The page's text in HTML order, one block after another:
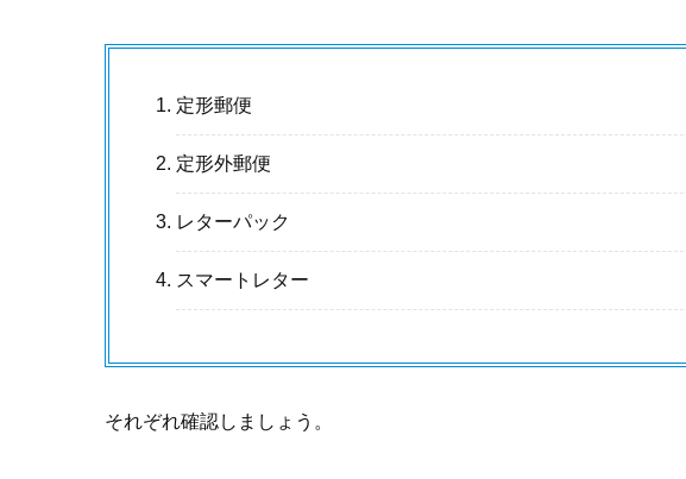
定形郵便
定形外郵便
レターパック
スマートレター
それぞれ確認しましょう。